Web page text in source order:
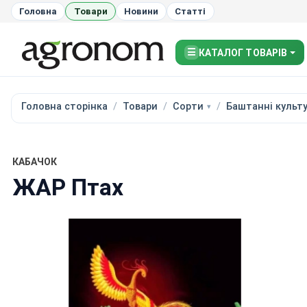
Головна Товари Новини Статті
☰ КАТАЛОГ ТОВАРІВ
Головна сторінка Товари Сорти Баштанні
КАБАЧОК
ЖАР Птах